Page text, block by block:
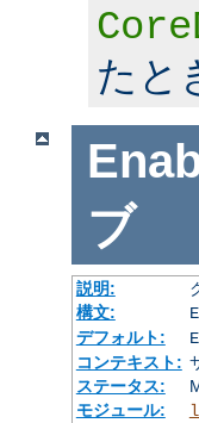
たと
ブ
説明:
構文:
デフォルト:
コンテキスト:
ステータス:
モジュール: